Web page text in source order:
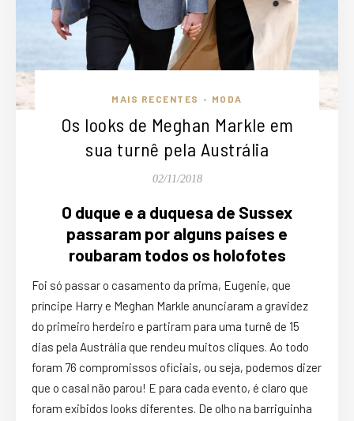
MAIS RECENTES • MODA
Os looks de Meghan Markle em
sua turnê pela Austrália
02/11/2018
O duque e a duquesa de Sussex
passaram por alguns países e
roubaram todos os holofotes
Foi só passar o casamento da prima, Eugenie, que
príncipe Harry e Meghan Markle anunciaram a gravidez
do primeiro herdeiro e partiram para uma turnê de 15
dias pela Austrália que rendeu muitos cliques. Ao todo
foram 76 compromissos oficiais, ou seja, podemos dizer
que o casal não parou! E para cada evento, é claro que
foram exibidos looks diferentes. De olho na barriguinha